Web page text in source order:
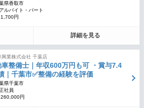
県香取市
アルバイト・パート
円
詳細を見る
興業株式会社 千葉店
整備士｜年収600万円も可 ・賞与7.4
｜千葉市✅整備の経験を評価
県千葉市
社員
260,000円